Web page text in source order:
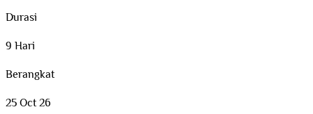
Durasi
9 Hari
Berangkat
25 Oct 26